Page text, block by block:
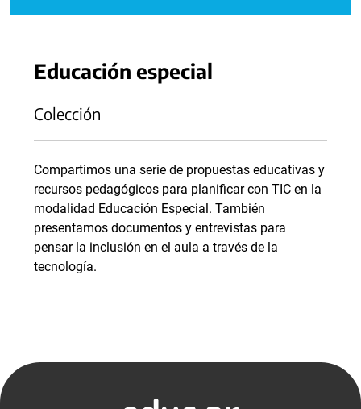
Educación especial
Colección
Compartimos una serie de propuestas educativas y
recursos pedagógicos para planificar con TIC en la
modalidad Educación Especial. También
presentamos documentos y entrevistas para
pensar la inclusión en el aula a través de la
tecnología.